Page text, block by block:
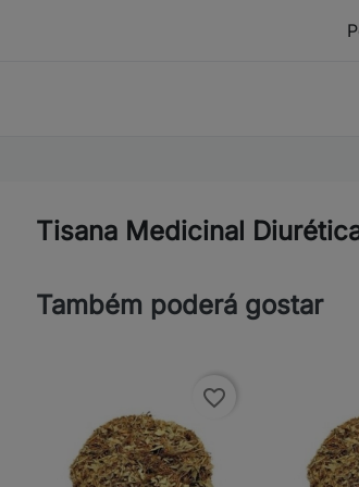
Tisana Medicinal
Também poderá gostar
favorite_border